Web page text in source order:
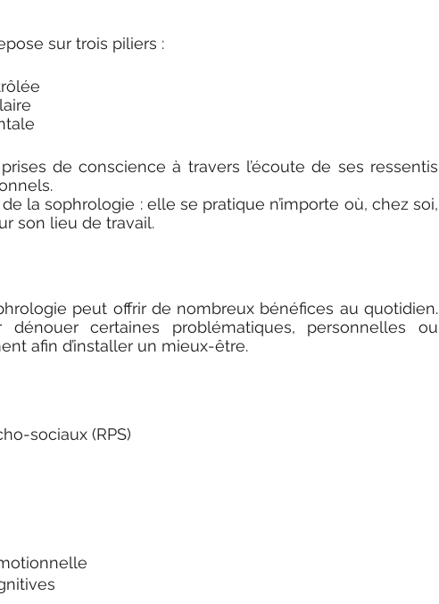
sur trois piliers :
de conscience à travers l’écoute de ses ressentis
la sophrologie : elle se pratique n’importe où, chez soi,
son lieu de travail.
peut offrir de nombreux bénéfices au quotidien.
certaines problématiques, personnelles ou
afin d’installer un mieux-être.
sociaux (RPS)